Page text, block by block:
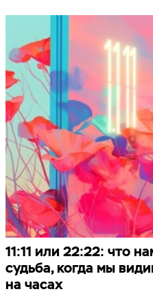
11:11 или 22:22: что
судьба, когда мы
на часах